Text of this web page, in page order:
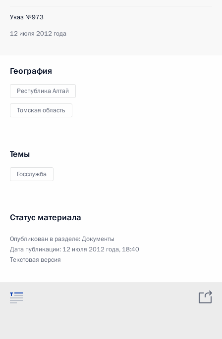
Указ №973
12 июля 2012 года
География
Республика Алтай
Томская область
Темы
Госслужба
Статус материала
Опубликован в разделе:Документы
Дата публикации: 12 июля 2012 года, 18:40
Текстовая версия